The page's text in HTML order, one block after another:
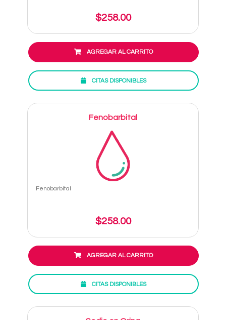
$258.00
AGREGAR AL CARRITO
CITAS DISPONIBLES
Fenobarbital
Fenobarbital
$258.00
AGREGAR AL CARRITO
CITAS DISPONIBLES